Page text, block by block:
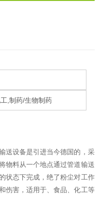
,制药/生物制药
送设备是引进当今德国的，采
物料从一个地点通过管道输送
状态下完成，绝了粉尘对工作
伤害，适用于、食品、化工等